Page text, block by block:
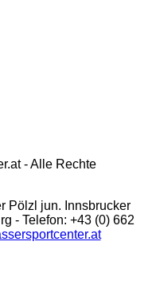
- Alle Rechte
Pölzl jun. Innsbrucker
- Telefon: +43 (0) 662